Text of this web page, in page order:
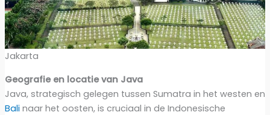
Jakarta
Geografie en locatie van Java
Java, strategisch gelegen tussen Sumatra in het westen en
Balinaar het oosten, is cruciaal in de Indonesische